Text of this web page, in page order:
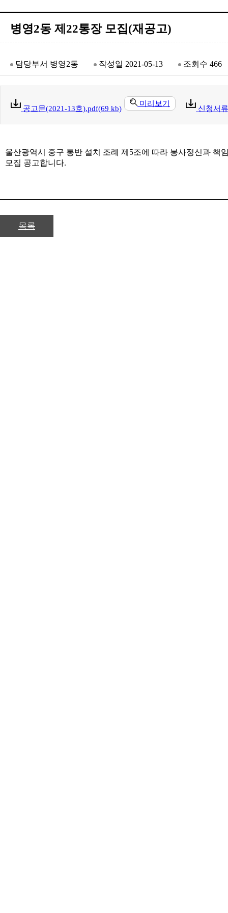
병영2동 제22통장 모집(재공고)
담당부서 병영2동 작성일 2021-05-13 조회수 466
공고문(2021-13호).pdf(69 kb)
미리보기
신청서
울산광역시 중구 통반 설치 조례 제5조에 따라 봉사정신과
모집 공고합니다.
목록